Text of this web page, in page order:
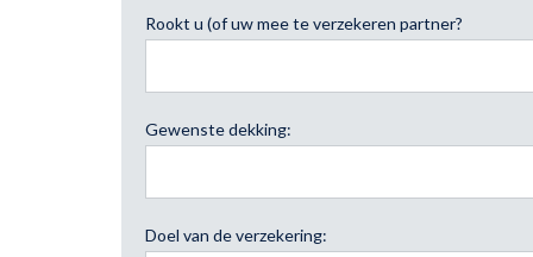
Rookt u (of uw mee te verzekeren partner?
Gewenste dekking:
Doel van de verzekering: